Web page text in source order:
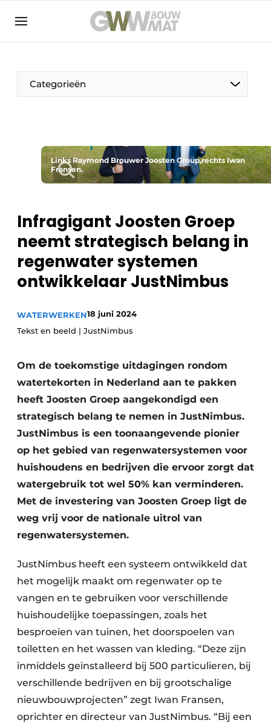
NL EN
Categorieën
De Pen
Vrouw in de bouw
Duurzaamheid & Innovatie
Fundering
Kopen/Huren/Leasen
Sloop & Recycling
Bouwtransport
Machines & Materieel
Links Raymond Brouwer Joosten Group,rechts Iwan
Fransen.
Infragigant Joosten Groep
neemt strategisch belang in
regenwater systemen
ontwikkelaar JustNimbus
WATERWERKEN18 juni 2024
Tekst en beeld | JustNimbus
Om de toekomstige uitdagingen rondom
watertekorten in Nederland aan te pakken
heeft Joosten Groep aangekondigd een
strategisch belang te nemen in JustNimbus.
JustNimbus is een toonaangevende pionier
op het gebied van regenwatersystemen voor
huishoudens en bedrijven die ervoor zorgt dat
watergebruik tot wel 50% kan verminderen.
Met de investering van Joosten Groep ligt de
weg vrij voor de nationale uitrol van
regenwatersystemen.
JustNimbus heeft een systeem ontwikkeld dat
het mogelijk maakt om regenwater op te
vangen en te gebruiken voor verschillende
huishoudelijke toepassingen, zoals het
besproeien van tuinen, het doorspoelen van
toiletten en het wassen van kleding. “Deze zijn
inmiddels geïnstalleerd bij 500 particulieren, bij
verschillende bedrijven en bij grootschalige
nieuwbouwprojecten” zegt Iwan Fransen,
oprichter en directeur van JustNimbus. “Bij een